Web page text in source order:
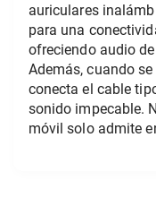
auriculares
para una
ofreciendo audio
Además, cuando
conecta el cable
sonido impecable.
móvil solo admite